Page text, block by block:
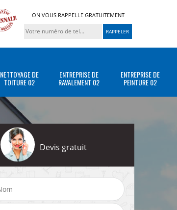
ON VOUS RAPPELLE GRATUITEMENT
NETTOYAGE DE
TOITURE 02
ENTREPRISE DE
RAVALEMENT 02
ENTREPRISE DE
PEINTURE 02
Devis gratuit